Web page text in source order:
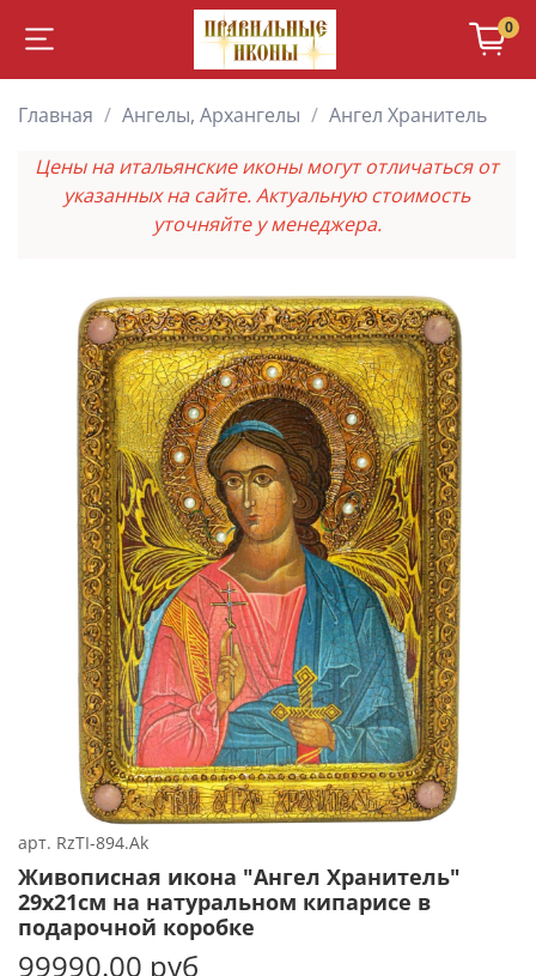
0
Главная Ангелы, Архангелы
Ангел Хранитель
Цены на итальянские иконы могут отличаться от
указанных на сайте. Актуальную стоимость
уточняйте у менеджера.
арт. RzTI-894.Ak
Живописная икона "Ангел Хранитель"
29х21см на натуральном кипарисе в
подарочной коробке
99990.00 руб